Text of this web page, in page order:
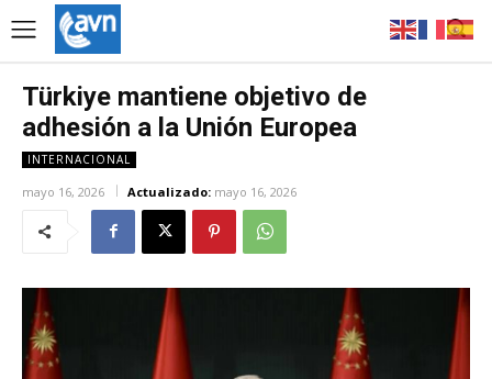
Türkiye mantiene objetivo de
adhesión a la Unión Europea
INTERNACIONAL
mayo 16, 2026 Actualizado: mayo 16, 2026